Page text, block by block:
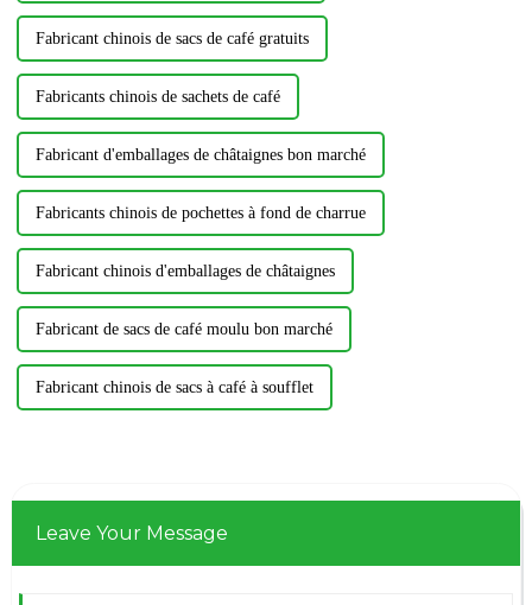
Fabricant chinois de sacs de café gratuits
Fabricants chinois de sachets de café
Fabricant d'emballages de châtaignes bon marché
Fabricants chinois de pochettes à fond de charrue
Fabricant chinois d'emballages de châtaignes
Fabricant de sacs de café moulu bon marché
Fabricant chinois de sacs à café à soufflet
Leave Your Message